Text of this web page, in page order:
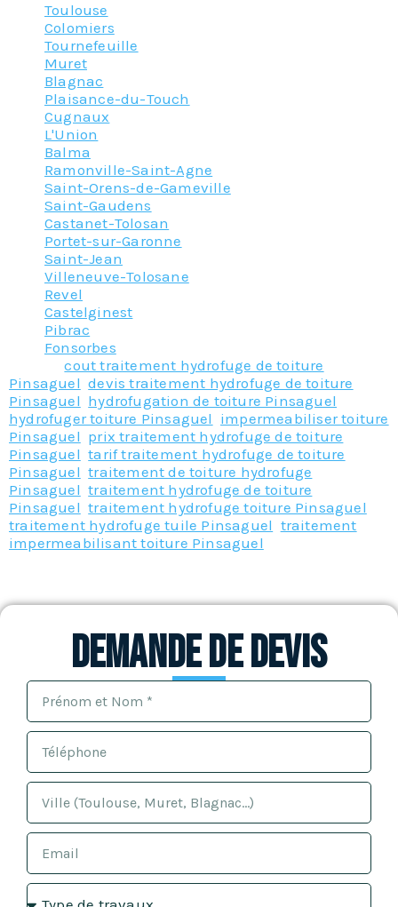
Toulouse
Colomiers
Tournefeuille
Muret
Blagnac
Plaisance-du-Touch
Cugnaux
L'Union
Balma
Ramonville-Saint-Agne
Saint-Orens-de-Gameville
Saint-Gaudens
Castanet-Tolosan
Portet-sur-Garonne
Saint-Jean
Villeneuve-Tolosane
Revel
Castelginest
Pibrac
Fonsorbes
Taggedcout traitement hydrofuge de toiture
Pinsaguel ,devis traitement hydrofuge de toiture
Pinsaguel hydrofugation de toiture Pinsaguel
hydrofuger toiture Pinsaguel impermeabiliser toiture
Pinsaguel prix traitement hydrofuge de toiture
Pinsaguel ,tarif traitement hydrofuge de toiture
Pinsaguel ,traitement de toiture hydrofuge
Pinsaguel ,traitement hydrofuge de toiture
Pinsaguel ,traitement hydrofuge toiture Pinsaguel
traitement hydrofuge tuile Pinsaguel traitement
impermeabilisant toiture Pinsaguel
Demande de devis